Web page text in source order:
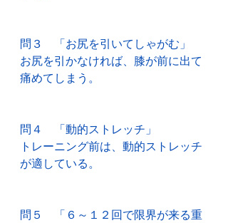
問３　「お尻を引いてしゃがむ」
お尻を引かなければ、膝が前に出て
痛めてしまう。
問４　「動的ストレッチ」
トレーニング前は、動的ストレッチ
が適している。
問５　「６～１２回で限界が来る重